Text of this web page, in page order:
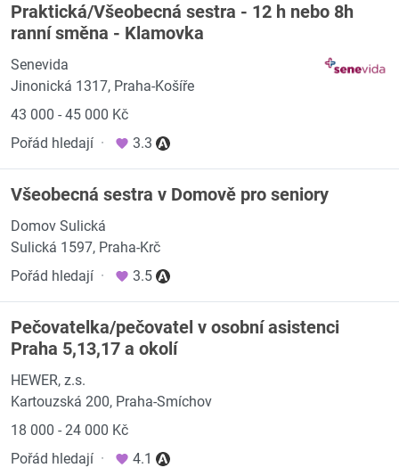
Praktická/Všeobecná sestra - 12 h nebo 8h
ranní směna - Klamovka
Senevida
Jinonická 1317, Praha-Košíře
43 000 - 45 000 Kč
Pořád hledají · 3.3
Všeobecná sestra v Domově pro seniory
Domov Sulická
Sulická 1597, Praha-Krč
Pořád hledají · 3.5
Pečovatelka/pečovatel v osobní asistenci
Praha 5,13,17 a okolí
HEWER, z.s.
Kartouzská 200, Praha-Smíchov
18 000 - 24 000 Kč
Pořád hledají · 4.1